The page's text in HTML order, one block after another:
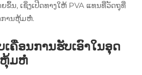
ຂຶ້ນ, ເຊິ່ງເປີດທາງໃຫ້ PVA ແທນທີ່ວັດຖຸທີ່
ການຫຸ້ມຫໍ່.
ຄື່ອນການຮັບເອົາໃນອຸດ
ຫຸ້ມຫໍ່